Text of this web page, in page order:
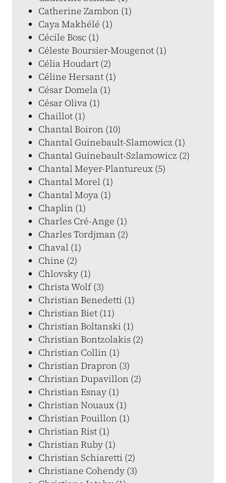
Catherine Zambon (1)
Caya Makhélé (1)
Cécile Bosc (1)
Céleste Boursier-Mougenot (1)
Célia Houdart (2)
Céline Hersant (1)
César Domela (1)
César Oliva (1)
Chaillot (1)
Chantal Boiron (10)
Chantal Guinebault-Slamowicz (1)
Chantal Guinebault-Szlamowicz (2)
Chantal Meyer-Plantureux (5)
Chantal Morel (1)
Chantal Moya (1)
Chaplin (1)
Charles Cré-Ange (1)
Charles Tordjman (2)
Chaval (1)
Chine (2)
Chlovsky (1)
Christa Wolf (3)
Christian Benedetti (1)
Christian Biet (11)
Christian Boltanski (1)
Christian Bontzolakis (2)
Christian Collin (1)
Christian Drapron (3)
Christian Dupavillon (2)
Christian Esnay (1)
Christian Nouaux (1)
Christian Pouillon (1)
Christian Rist (1)
Christian Ruby (1)
Christian Schiaretti (2)
Christiane Cohendy (3)